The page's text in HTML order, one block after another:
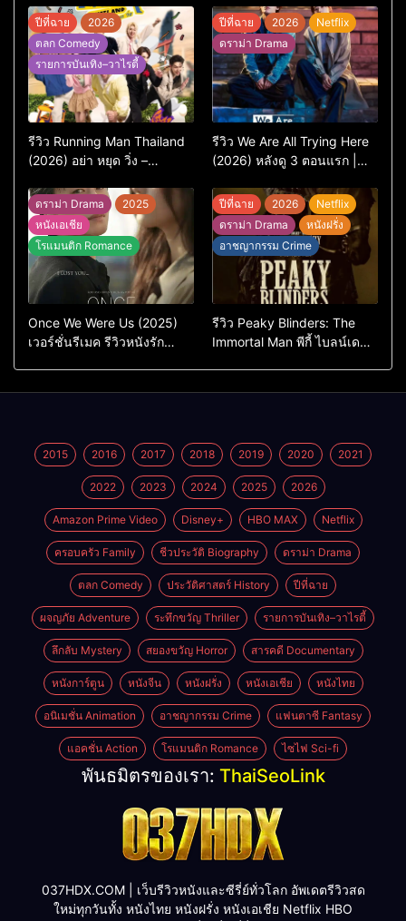
ปีที่ฉาย
2026
ตลก Comedy
รายการบันเทิง–วาไรตี้
รีวิว Running Man Thailand
(2026) อย่า หยุด วิ่ง –
ต้นฉบับเกาหลี
ปีที่ฉาย 2026
Netflix
ดราม่า Drama
รีวิว We Are All Trying Here
(2026) หลังดู 3 ตอนแรก |
แต่ยังไปไม่ถึงไหน
ดราม่า Drama
2025
หนังเอเชีย
โรแมนติก Romance
Once We Were Us (2025)
เวอร์ชั่นรีเมค รีวิวหนังรัก
ปีที่ฉาย 2026
Netflix
ดราม่า Drama
หนังฝรั่ง
อาชญากรรม Crime
รีวิว Peaky Blinders: The
Immortal Man พีกี้ ไบลน์เด
2015 2016 2017 2018 2019 2020 2021
2022 2023 2024 2025 2026
Amazon Prime Video Disney+ HBO MAX Netflix
ครอบครัว Family ชีวประวัติ Biography ดราม่า Drama
ตลก Comedy ประวัติศาสตร์ History ปีที่ฉาย
ผจญภัย Adventure ระทึกขวัญ Thriller รายการบันเทิง–วาไรตี้
ลึกลับ Mystery สยองขวัญ Horror สารคดี Documentary
หนังการ์ตูน หนังจีน หนังฝรั่ง หนังเอเชีย หนังไทย
อนิเมชั่น Animation อาชญากรรม Crime แฟนตาซี Fantasy
แอคชั่น Action โรแมนติก Romance ไซไฟ Sci-fi
พันธมิตรของเรา: ThaiSeoLink
037HDX.COM | เว็บรีวิวหนังและซีรี่ย์ทั่วโลก อัพเดตรีวิวสด
ใหม่ทุกวันทั้ง หนังไทย หนังฝรั่ง หนังเอเชีย Netflix HBO